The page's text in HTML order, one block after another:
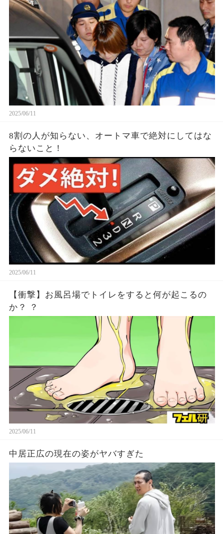
2025/06/11
8割の人が知らない、オートマ車で絶対にしてはな
らないこと！
2025/06/11
【衝撃】お風呂場でトイレをすると何が起こるの
か？ ？
2025/06/11
中居正広の現在の姿がヤバすぎた